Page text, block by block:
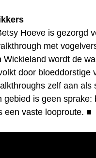
Hoeve is gezorgd
met
Wickieland wordt de
door bloeddorstige
zelf aan als
gebied is geen sprake:
een vaste looproute. ■